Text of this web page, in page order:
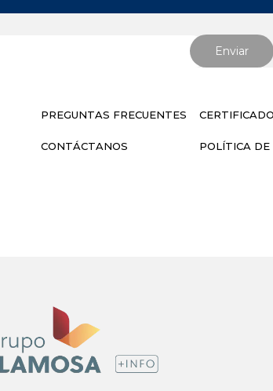
PREGUNTAS FRECUENTES
CONTÁCTANOS POLÍTICA